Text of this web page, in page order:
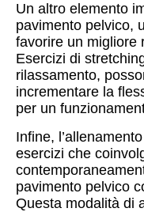
Un altro elemento
pavimento pelvico,
favorire un migliore
Esercizi di
rilassamento,
incrementare la
per un
Infine,
esercizi che
pavimento pelvico
Questa modalità di